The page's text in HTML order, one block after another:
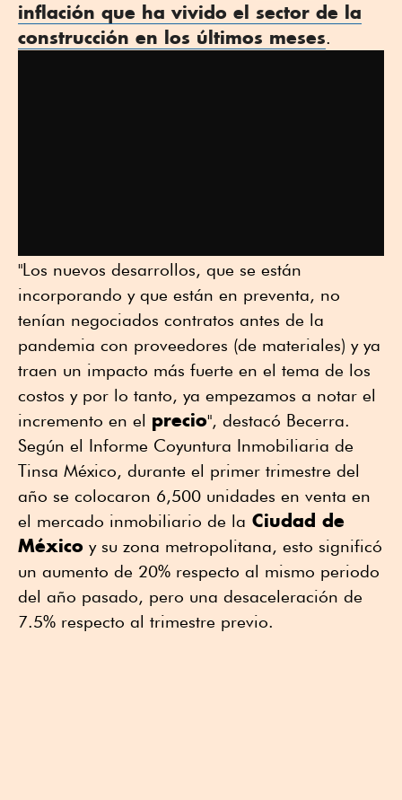
inflación que ha vivido el sector de la
construcción en los últimos meses.
"Los nuevos desarrollos, que se están
incorporando y que están en preventa, no
tenían negociados contratos antes de la
pandemia con proveedores (de materiales) y ya
traen un impacto más fuerte en el tema de los
costos y por lo tanto, ya empezamos a notar el
incremento en el precio", destacó Becerra.
Según el Informe Coyuntura Inmobiliaria de
Tinsa México, durante el primer trimestre del
año se colocaron 6,500 unidades en venta en
el mercado inmobiliario de la Ciudad de
México y su zona metropolitana, esto significó
un aumento de 20% respecto al mismo periodo
del año pasado, pero una desaceleración de
7.5% respecto al trimestre previo.